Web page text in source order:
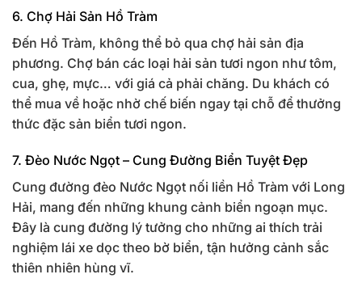
6. Chợ Hải Sản Hồ Tràm
Đến Hồ Tràm, không thể bỏ qua chợ hải sản địa
phương. Chợ bán các loại hải sản tươi ngon như tôm,
cua, ghẹ, mực… với giá cả phải chăng. Du khách có
thể mua về hoặc nhờ chế biến ngay tại chỗ để thưởng
thức đặc sản biển tươi ngon.
7. Đèo Nước Ngọt – Cung Đường Biển Tuyệt Đẹp
Cung đường đèo Nước Ngọt nối liền Hồ Tràm với Long
Hải, mang đến những khung cảnh biển ngoạn mục.
Đây là cung đường lý tưởng cho những ai thích trải
nghiệm lái xe dọc theo bờ biển, tận hưởng cảnh sắc
thiên nhiên hùng vĩ.